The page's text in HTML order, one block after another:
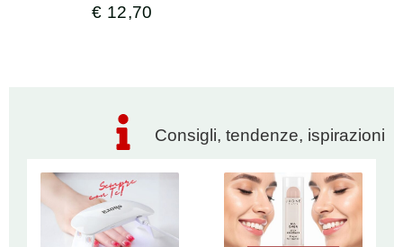
Consigli, tendenze, ispirazioni
€ 12,70